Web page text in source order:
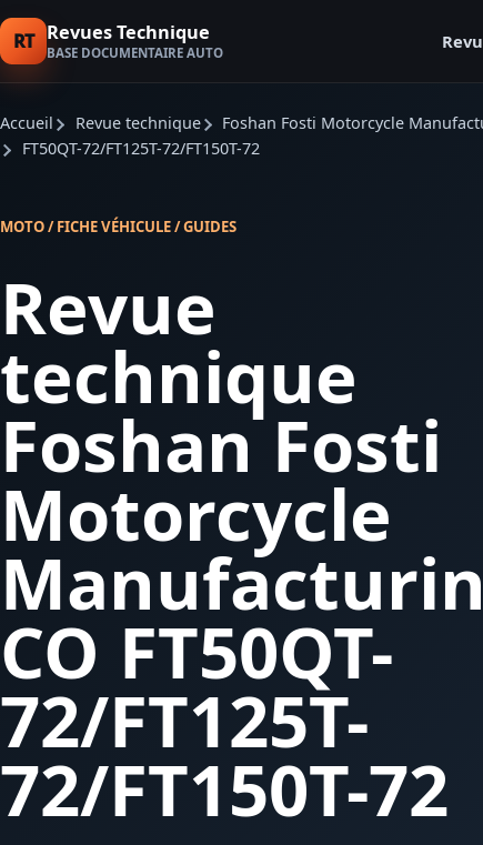
RT Revues Technique
BASE DOCUMENTAIRE AUTO
Accueil Revue technique
Foshan Fosti Motorcycle
FT50QT-72/FT125T-72/FT150T-72
MOTO / FICHE VÉHICULE / GUIDES
Revue
technique
Foshan Fosti
Motorcycle
CO FT50QT-
72/FT125T-
72/FT150T-72